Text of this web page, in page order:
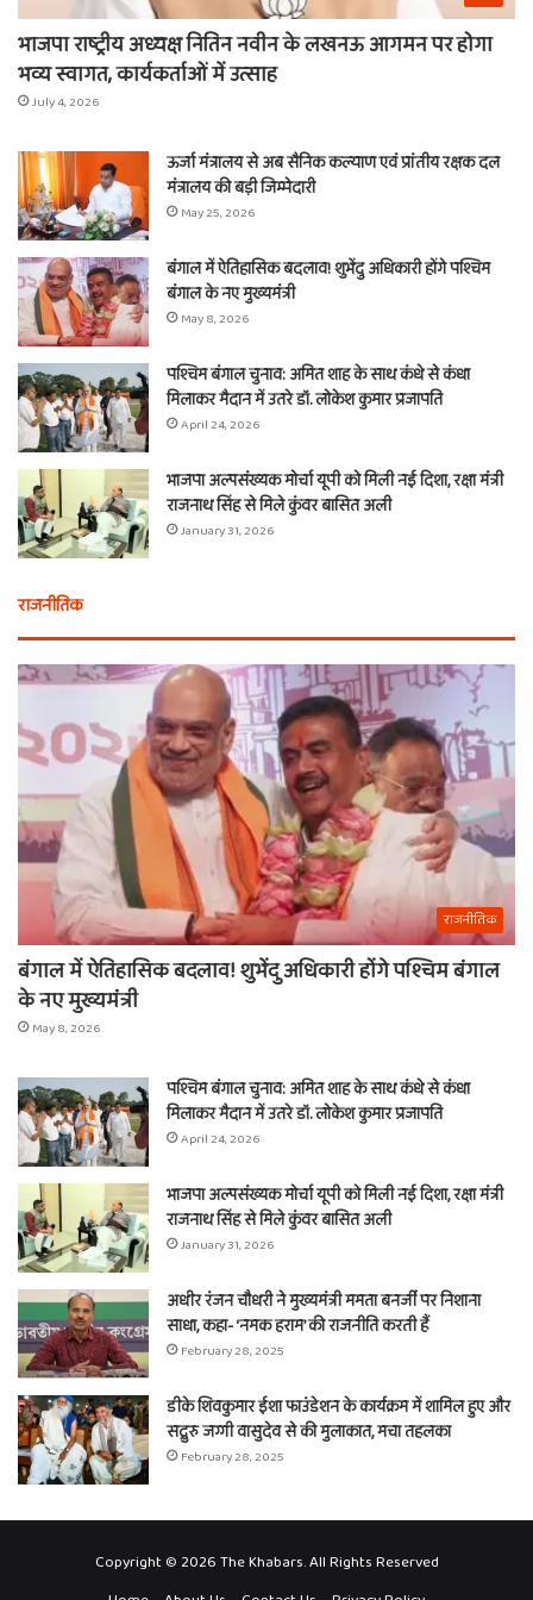
भाजपा राष्ट्रीय अध्यक्ष नितिन नवीन के लखनऊ आगमन पर होगा
भव्य स्वागत, कार्यकर्ताओं में उत्साह
July 4, 2026
ऊर्जा मंत्रालय से अब सैनिक कल्याण एवं प्रांतीय रक्षक दल
मंत्रालय की बड़ी जिम्मेदारी
May 25, 2026
बंगाल में ऐतिहासिक बदलाव! शुभेंदु अधिकारी होंगे पश्चिम
बंगाल के नए मुख्यमंत्री
May 8, 2026
पश्चिम बंगाल चुनाव: अमित शाह के साथ कंधे से कंधा
मिलाकर मैदान में उतरे डॉ. लोकेश कुमार प्रजापति
April 24, 2026
भाजपा अल्पसंख्यक मोर्चा यूपी को मिली नई दिशा, रक्षा मंत्री
राजनाथ सिंह से मिले कुंवर बासित अली
January 31, 2026
राजनीतिक
राजनीतिक
बंगाल में ऐतिहासिक बदलाव! शुभेंदु अधिकारी होंगे पश्चिम बंगाल
के नए मुख्यमंत्री
May 8, 2026
पश्चिम बंगाल चुनाव: अमित शाह के साथ कंधे से कंधा
मिलाकर मैदान में उतरे डॉ. लोकेश कुमार प्रजापति
April 24, 2026
भाजपा अल्पसंख्यक मोर्चा यूपी को मिली नई दिशा, रक्षा मंत्री
राजनाथ सिंह से मिले कुंवर बासित अली
January 31, 2026
अधीर रंजन चौधरी ने मुख्यमंत्री ममता बनर्जी पर निशाना
साधा, कहा- ‘नमक हराम’ की राजनीति करती हैं
February 28, 2025
डीके शिवकुमार ईशा फाउंडेशन के कार्यक्रम में शामिल हुए और
सद्गुरु जग्गी वासुदेव से की मुलाकात, मचा तहलका
February 28, 2025
Copyright © 2026 The Khabars. All Rights Reserved